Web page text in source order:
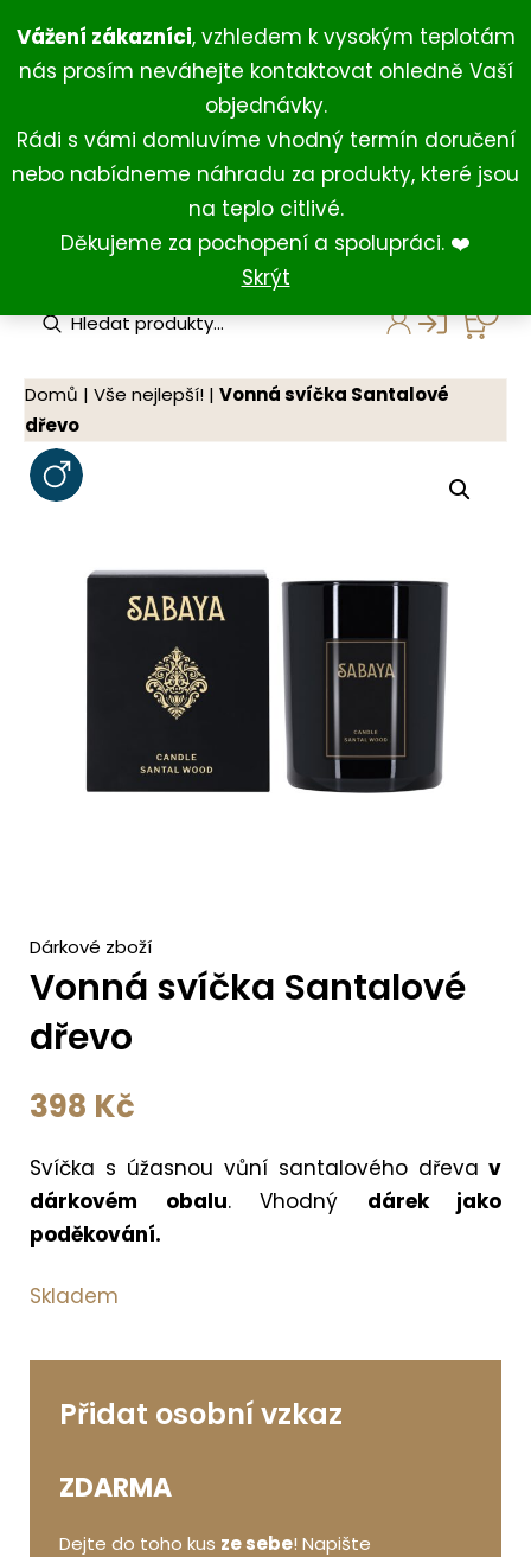
Vážení zákazníci, vzhledem k vysokým teplotám
nás prosím neváhejte kontaktovat ohledně Vaší
objednávky.
Rádi s vámi domluvíme vhodný termín doručení
nebo nabídneme náhradu za produkty, které jsou
na teplo citlivé.
Děkujeme za pochopení a spolupráci. ❤️
Skrýt
na
obsah
+420 734 429 111 (Po-Ne 8:00-18:00)
+420 731 127 211 (For English)
u
c
t
s
s
e
Domů | Vše nejlepší! | Vonná svíčka Santalové
dřevo
Dárkové zboží
Vonná svíčka Santalové
dřevo
398 Kč
Svíčka s úžasnou vůní santalového dřeva v
dárkovém obalu. Vhodný dárek jako
poděkování.
Skladem
Přidat osobní vzkaz
ZDARMA
Dejte do toho kus ze sebe! Napište